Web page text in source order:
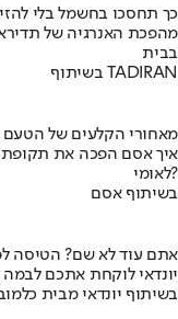
כך תחסכו בחשמל בלי
מהפכת האנרגיה של
בבית
בשיתוף TADIRAN
מאחורי הקלעים של הטעם
לאומי?
בשיתוף אסם
אתם עוד לא שם? הטיסה
יונדאי לוקחת אתכם לבמה
בשיתוף יונדאי מבית